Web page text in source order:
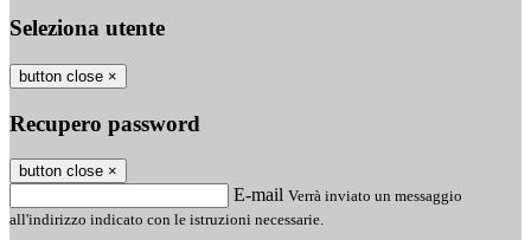
Seleziona utente
button close ×
Recupero password
button close ×
E-mail Verrà inviato un messaggio
all'indirizzo indicato con le istruzioni necessarie.